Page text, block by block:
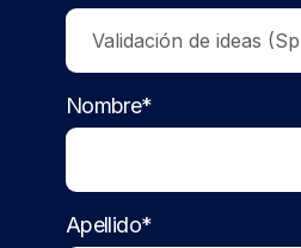
Nombre*
Apellido*